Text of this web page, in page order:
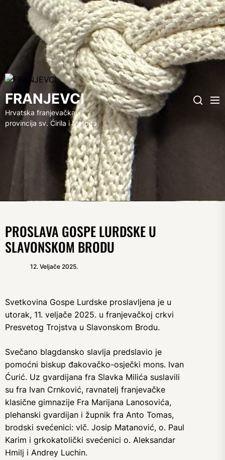
FRANJEVCI
FRANJEVCI
Hrvatska franjevačka
provincija sv. Ćirila i Metoda
Search
PROSLAVA GOSPE LURDSKE U
SLAVONSKOM BRODU
12. Veljače 2025.
Svetkovina Gospe Lurdske proslavljena je u
utorak, 11. veljače 2025. u franjevačkoj crkvi
Presvetog Trojstva u Slavonskom Brodu.
Svečano blagdansko slavlja predslavio je
pomoćni biskup đakovačko-osječki mons. Ivan
Ćurić. Uz gvardijana fra Slavka Milića suslavili
su fra Ivan Crnković, ravnatelj franjevačke
klasične gimnazije Fra Marijana Lanosovića,
plehanski gvardijan i župnik fra Anto Tomas,
brodski svećenici: vlč. Josip Matanović, o. Paul
Karim i grkokatolički svećenici o. Aleksandar
Hmilj i Andrey Luchin.